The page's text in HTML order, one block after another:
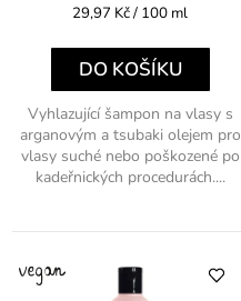
Měrná
29,97 Kč / 100 ml
DO KOŠÍKU
Vyhlazující šampon na vlasy s
arganovým a tsubaki olejem pro
vlasy suché nebo poškozené po
kadeřnických procedurách....